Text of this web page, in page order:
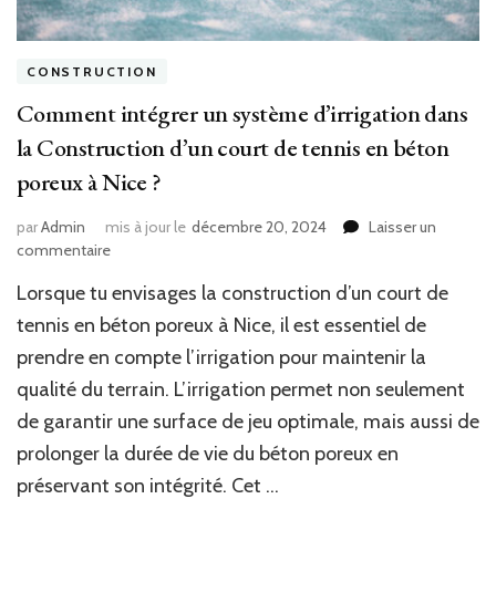
CONSTRUCTION
Comment intégrer un système d’irrigation dans
la Construction d’un court de tennis en béton
poreux à Nice ?
parAdmin mis à jour le décembre 20, 2024
Laisser un
commentairesur
intégrer
un
système
d’irrigation
dans
Construction
d’un
court
Lorsque tu envisages la construction d’un court de
tennis en béton poreux à Nice, il est essentiel de
prendre en compte l’irrigation pour maintenir la
qualité du terrain. L’irrigation permet non seulement
de garantir une surface de jeu optimale, mais aussi de
prolonger la durée de vie du béton poreux en
préservant son intégrité. Cet …